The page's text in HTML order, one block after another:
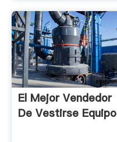
El Mejor Vendedor
De Vestirse Equipo